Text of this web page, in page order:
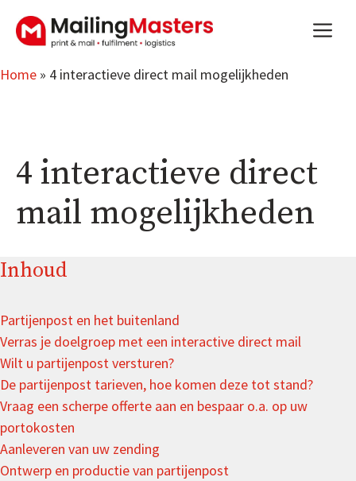
Home » 4 interactieve direct mail mogelijkheden
4 interactieve direct
mail mogelijkheden
Inhoud
Partijenpost en het buitenland
Verras je doelgroep met een interactive direct mail
Wilt u partijenpost versturen?
De partijenpost tarieven, hoe komen deze tot stand?
Vraag een scherpe offerte aan en bespaar o.a. op uw
portokosten
Aanleveren van uw zending
Ontwerp en productie van partijenpost